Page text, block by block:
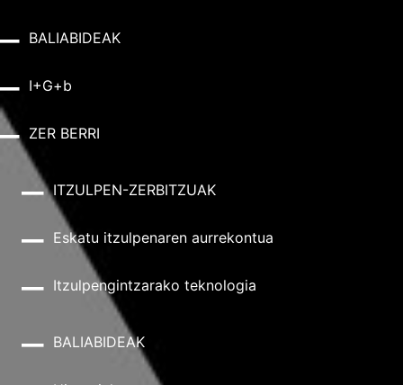
BALIABIDEAK
I+G+b
ZER BERRI
ITZULPEN-ZERBITZUAK
Eskatu itzulpenaren aurrekontua
Itzulpengintzarako teknologia
BALIABIDEAK